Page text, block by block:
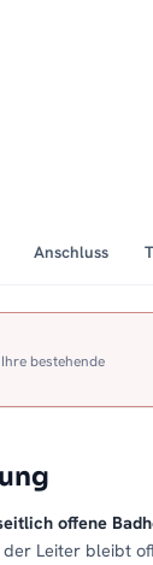
Anschluss
bestehende
offene
der Leiter bleibt